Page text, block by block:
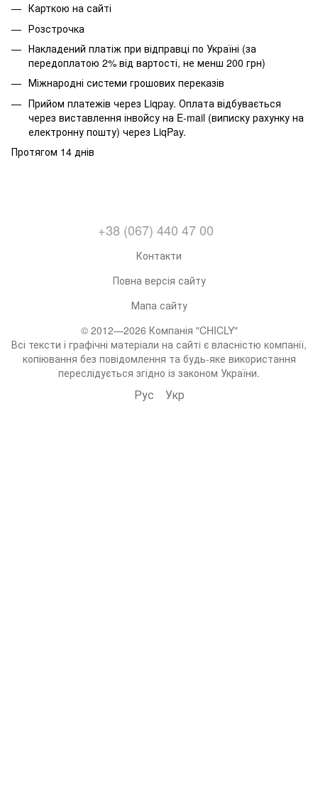
Карткою на сайті
Розстрочка
Накладений платіж при відправці по Україні (за
передоплатою 2% від вартості, не менш 200 грн)
Міжнародні системи грошових переказів
Прийом платежів через Liqpay. Оплата відбувається
через виставлення інвойсу на E-mail (виписку рахунку на
електронну пошту) через LiqPay.
Протягом 14 днів
+38 (067) 440 47 00
Контакти
Повна версія сайту
Мапа сайту
© 2012—2026 Компанія "CHICLY"
Всі тексти і графічні матеріали на сайті є власністю компанії,
копіювання без повідомлення та будь-яке використання
переслідується згідно із законом України.
Рус Укр